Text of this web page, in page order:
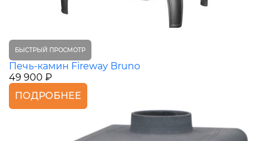
БЫСТРЫЙ ПРОСМОТР
Печь-камин Fireway Bruno
49 900 ₽
ПОДРОБНЕЕ